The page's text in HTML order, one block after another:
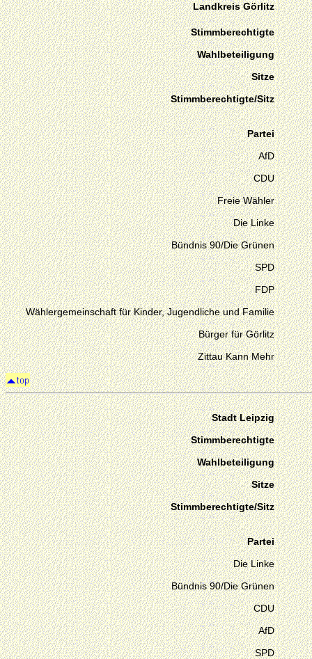
Landkreis Görlitz
Stimmberechtigte
Wahlbeteiligung
Sitze
Stimmberechtigte/Sitz
Partei
AfD
CDU
Freie Wähler
Die Linke
Bündnis 90/Die Grünen
SPD
FDP
Wählergemeinschaft für Kinder, Jugendliche und Familie
Bürger für Görlitz
Zittau Kann Mehr
Stadt Leipzig
Stimmberechtigte
Wahlbeteiligung
Sitze
Stimmberechtigte/Sitz
Partei
Die Linke
Bündnis 90/Die Grünen
CDU
AfD
SPD